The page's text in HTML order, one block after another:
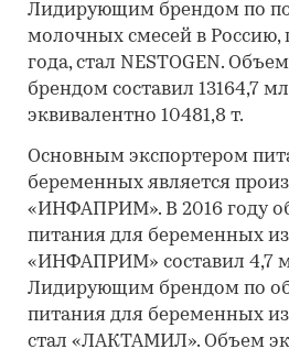
Лидирующим брендом по
молочных смесей в Россию,
года, стал NESTOGEN.
брендом составил 13164,7
эквивалентно 10481,8 т.
Основным экспортером
беременных является
«ИНФАПРИМ». В 2016 году
питания для беременных
«ИНФАПРИМ» составил 4,7
Лидирующим брендом по
питания для беременных из
стал «ЛАКТАМИЛ». Объем